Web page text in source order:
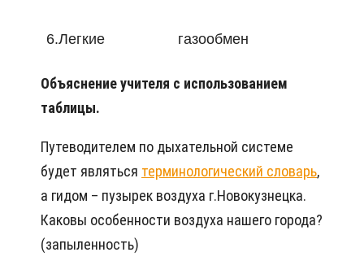
6.Легкие газообмен
Объяснение учителя с использованием
таблицы.
Путеводителем по дыхательной системе
будет являться терминологический словарь,
а гидом – пузырек воздуха г.Новокузнецка.
Каковы особенности воздуха нашего города?
(запыленность)